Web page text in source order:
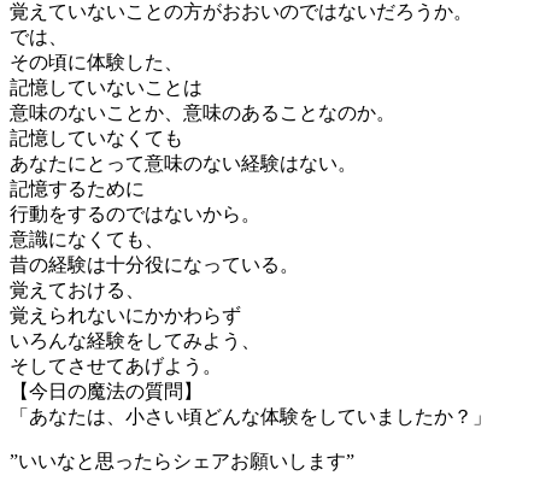
覚えていないことの方がおおいのではないだろうか。
では、
その頃に体験した、
記憶していないことは
意味のないことか、意味のあることなのか。
記憶していなくても
あなたにとって意味のない経験はない。
記憶するために
行動をするのではないから。
意識になくても、
昔の経験は十分役になっている。
覚えておける、
覚えられないにかかわらず
いろんな経験をしてみよう、
そしてさせてあげよう。
【今日の魔法の質問】
「あなたは、小さい頃どんな体験をしていましたか？」
”いいなと思ったらシェアお願いします”